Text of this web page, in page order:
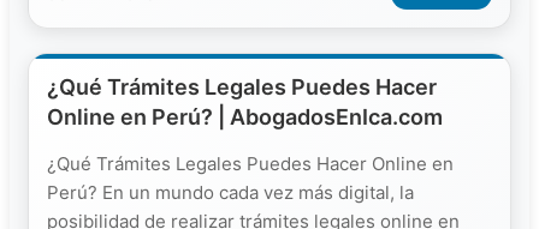
¿Qué Trámites Legales Puedes Hacer
Online en Perú? | AbogadosEnIca.com
¿Qué Trámites Legales Puedes Hacer Online en
Perú? En un mundo cada vez más digital, la
posibilidad de realizar trámites legales online en